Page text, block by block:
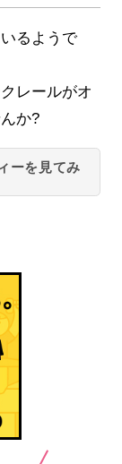
るようで
レールがオ
か?
ーを見てみ